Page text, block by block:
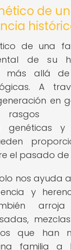
de
de una
de su
más allá de
A
en
genéticas
el pasado de
nos ayuda
y
que han
familia a